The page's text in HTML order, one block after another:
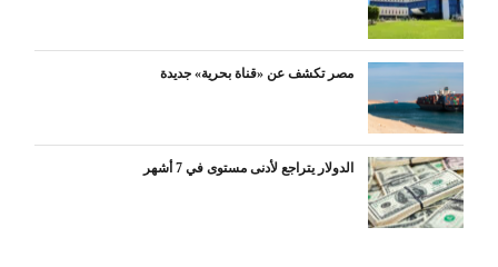
مصر تكشف عن «قناة بحرية» جديدة
الدولار يتراجع لأدنى مستوى في 7 أشهر